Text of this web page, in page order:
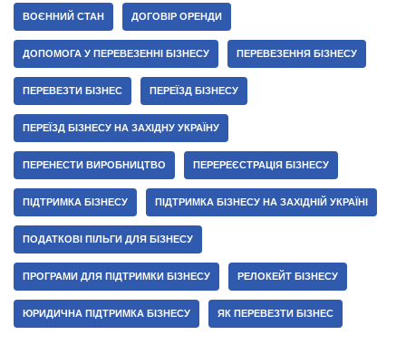
ВОЄННИЙ СТАН ДОГОВІР ОРЕНДИ
ДОПОМОГА У ПЕРЕВЕЗЕННІ БІЗНЕСУ ПЕРЕВЕЗЕННЯ БІЗНЕСУ
ПЕРЕВЕЗТИ БІЗНЕС ПЕРЕЇЗД БІЗНЕСУ
ПЕРЕЇЗД БІЗНЕСУ НА ЗАХІДНУ УКРАЇНУ
ПЕРЕНЕСТИ ВИРОБНИЦТВО ПЕРЕРЕЄСТРАЦІЯ БІЗНЕСУ
ПІДТРИМКА БІЗНЕСУ ПІДТРИМКА БІЗНЕСУ НА ЗАХІДНІЙ УКРАЇНІ
ПОДАТКОВІ ПІЛЬГИ ДЛЯ БІЗНЕСУ
ПРОГРАМИ ДЛЯ ПІДТРИМКИ БІЗНЕСУ РЕЛОКЕЙТ БІЗНЕСУ
ЮРИДИЧНА ПІДТРИМКА БІЗНЕСУ ЯК ПЕРЕВЕЗТИ БІЗНЕС